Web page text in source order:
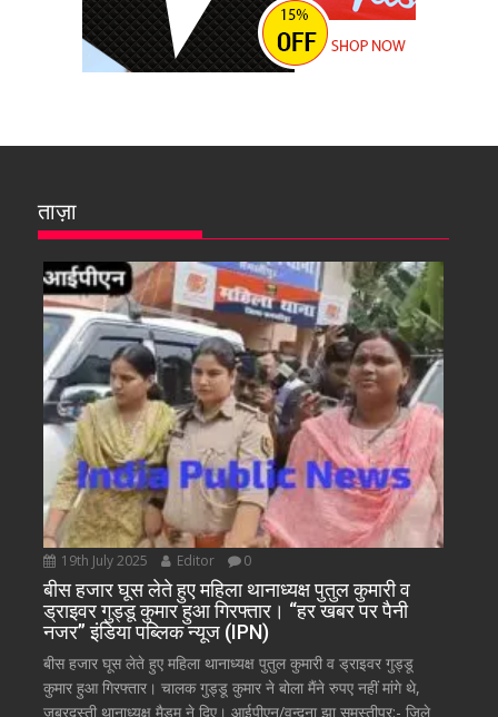
ताज़ा
19th July 2025 Editor 0
बीस हजार घूस लेते हुए महिला थानाध्यक्ष पुतुल कुमारी व
ड्राइवर गुड्डू कुमार हुआ गिरफ्तार। “हर खबर पर पैनी
नजर” इंडिया पब्लिक न्यूज (IPN)
बीस हजार घूस लेते हुए महिला थानाध्यक्ष पुतुल कुमारी व ड्राइवर गुड्डू
कुमार हुआ गिरफ्तार। चालक गुड्डू कुमार ने बोला मैंने रुपए नहीं मांगे थे,
जबरदस्ती थानाध्यक्ष मैडम ने दिए। आईपीएन/वन्दना झा समस्तीपुर:- जिले